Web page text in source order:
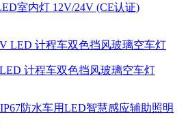
室内灯 12V/24V (CE认证)
计程车双色挡风玻璃空车灯